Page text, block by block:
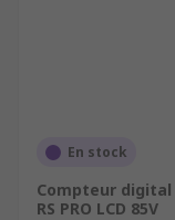
En stock
Compteur digital
RS PRO LCD 85V